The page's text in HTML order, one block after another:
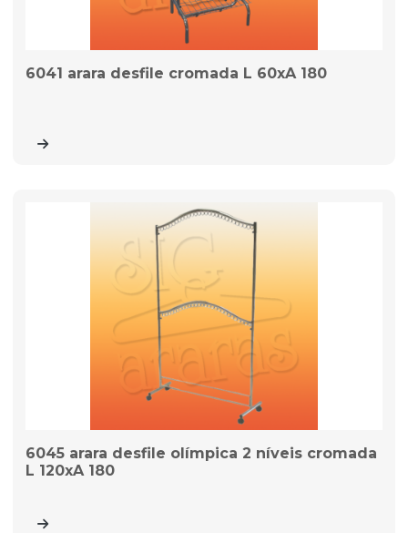
6041 arara desfile cromada L 60xA 180
6045 arara desfile olímpica 2 níveis cromada
L 120xA 180